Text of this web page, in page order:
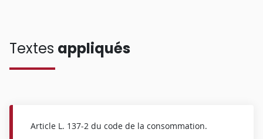
Textes appliqués
Article L. 137-2 du code de la consommation.